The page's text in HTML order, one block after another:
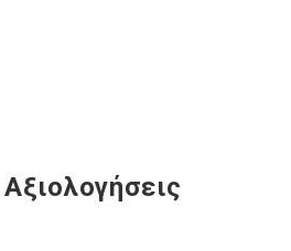
Αξιολογήσεις